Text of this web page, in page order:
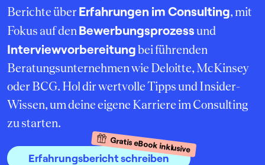
Berichte überErfahrungen im Consulting, mit
Fokus auf den Bewerbungsprozessund
Interviewvorbereitungbei führenden
Beratungsunternehmen wie Deloitte, McKinsey
oder BCG. Hol dir wertvolle Tipps und Insider-
Wissen, um deine eigene Karriere im Consulting
zu starten.
Erfahrungsbericht schreiben
Gratis eBook inklusive